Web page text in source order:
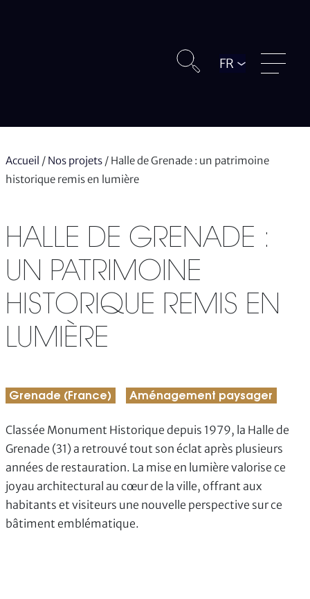
Langue
Accueil / Nos projets/ Halle de Grenade : un patrimoine
historique remis en lumière
HALLE DE GRENADE :
UN PATRIMOINE
HISTORIQUE REMIS EN
LUMIÈRE
Grenade (France) Aménagement paysager
Classée Monument Historique depuis 1979, la Halle de
Grenade (31) a retrouvé tout son éclat après plusieurs
années de restauration. La mise en lumière valorise ce
joyau architectural au cœur de la ville, offrant aux
habitants et visiteurs une nouvelle perspective sur ce
bâtiment emblématique.